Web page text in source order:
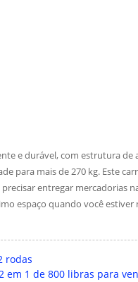
e durável, com estrutura de
para mais de 270 kg. Este
entregar mercadorias
espaço quando você estiver
rodas
em 1 de 800 libras para